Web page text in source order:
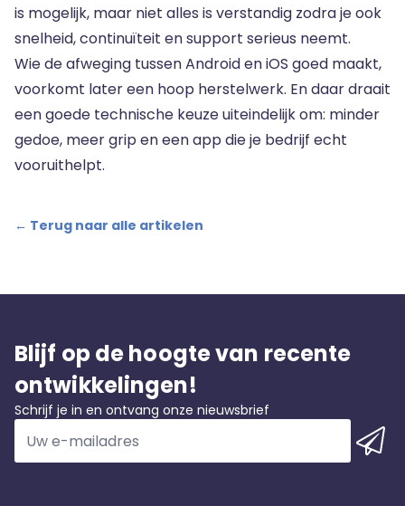
is mogelijk, maar niet alles is verstandig zodra je ook
snelheid, continuïteit en support serieus neemt.
Wie de afweging tussen Android en iOS goed maakt,
voorkomt later een hoop herstelwerk. En daar draait
een goede technische keuze uiteindelijk om: minder
gedoe, meer grip en een app die je bedrijf echt
vooruithelpt.
← Terug naar alle artikelen
Blijf op de hoogte van recente
ontwikkelingen!
Schrijf je in en ontvang onze nieuwsbrief